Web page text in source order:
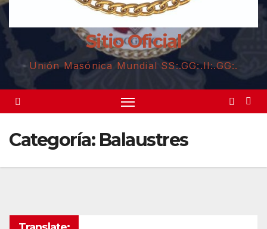
Sitio Oficial
Unión Masónica Mundial SS:.GG:.II:.GG:.
Categoría: Balaustres